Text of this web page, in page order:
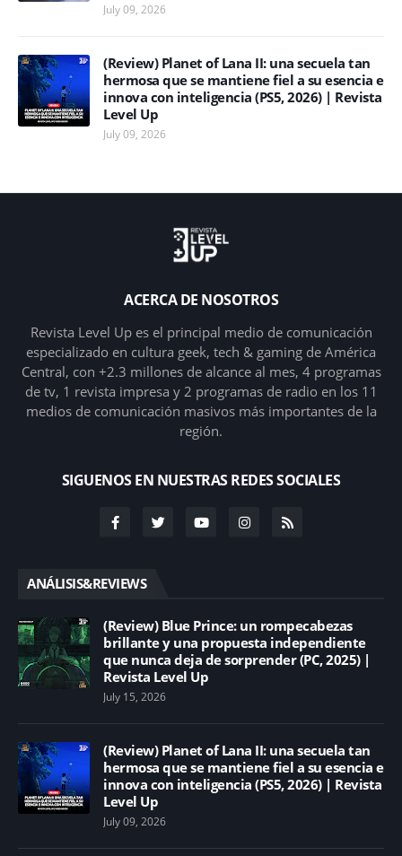
July 09, 2026
(Review) Planet of Lana II: una secuela tan
hermosa que se mantiene fiel a su esencia e
innova con inteligencia (PS5, 2026) | Revista
Level Up
July 09, 2026
ACERCA DE NOSOTROS
Revista Level Up es el principal medio de comunicación
especializado en cultura geek, tech & gaming de América
Central, con +2.3 millones de alcance al mes, 4 programas
de tv, 1 revista impresa y 2 programas de radio en los 11
medios de comunicación masivos más importantes de la
región.
SIGUENOS EN NUESTRAS REDES SOCIALES
ANÁLISIS&REVIEWS
(Review) Blue Prince: un rompecabezas
brillante y una propuesta independiente
que nunca deja de sorprender (PC, 2025) |
Revista Level Up
July 15, 2026
(Review) Planet of Lana II: una secuela tan
hermosa que se mantiene fiel a su esencia e
innova con inteligencia (PS5, 2026) | Revista
Level Up
July 09, 2026